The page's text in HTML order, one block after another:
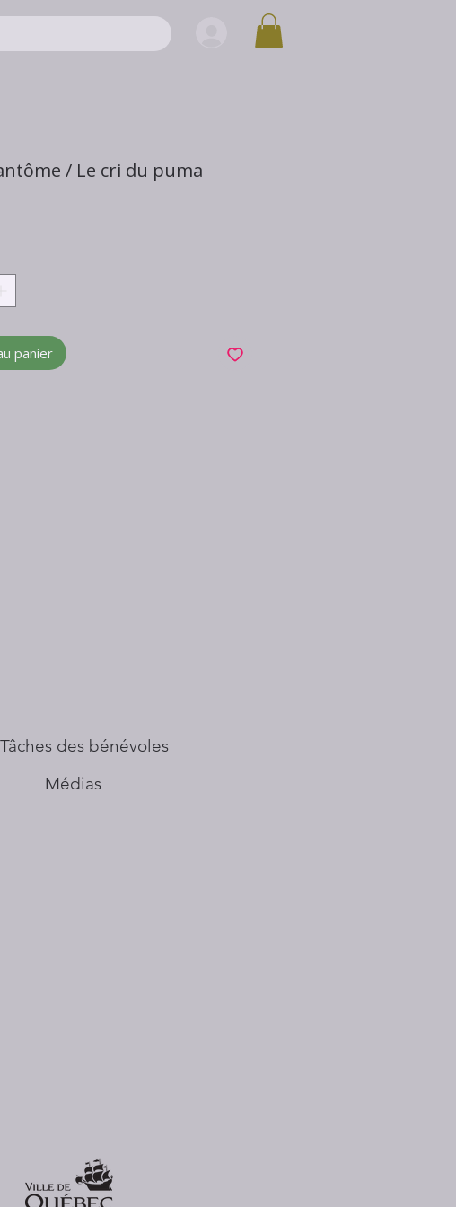
/ Le cri du puma
panier
Tâches des bénévoles
Médias